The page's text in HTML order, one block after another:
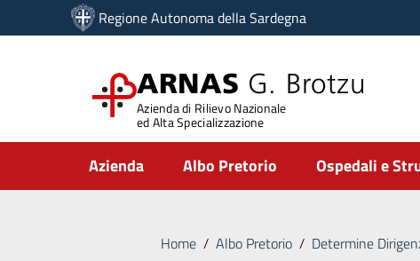
Vai ai contenuti
Vai al menu di navigazione
Regione Autonoma della Sardegna
ARNAS G. Brotzu
Azienda di Rilievo Nazionale
ed Alta Specializzazione
Submenu
Azienda Albo Pretorio Ospedali e
Home / Albo Pretorio / Determine